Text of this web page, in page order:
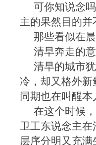
可你知说念
主的果然目的并
那些看似在
清早奔走的
清早的城市
冷，却又格外
同期也在叫醒
在这个时候
卫工东说念主
层序分明又充